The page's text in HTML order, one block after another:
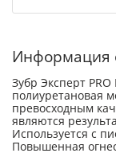
Информация
Зубр Эксперт
полиуретановая
превосходным
являются
Используется с
Повышенная